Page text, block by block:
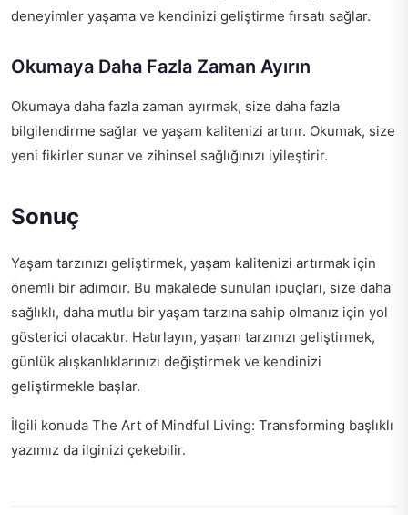
deneyimler yaşama ve kendinizi geliştirme fırsatı sağlar.
Okumaya Daha Fazla Zaman Ayırın
Okumaya daha fazla zaman ayırmak, size daha fazla
bilgilendirme sağlar ve yaşam kalitenizi artırır. Okumak, size
yeni fikirler sunar ve zihinsel sağlığınızı iyileştirir.
Sonuç
Yaşam tarzınızı geliştirmek, yaşam kalitenizi artırmak için
önemli bir adımdır. Bu makalede sunulan ipuçları, size daha
sağlıklı, daha mutlu bir yaşam tarzına sahip olmanız için yol
gösterici olacaktır. Hatırlayın, yaşam tarzınızı geliştirmek,
günlük alışkanlıklarınızı değiştirmek ve kendinizi
geliştirmekle başlar.
İlgili konuda The Art of Mindful Living: Transforming başlıklı
yazımız da ilginizi çekebilir.